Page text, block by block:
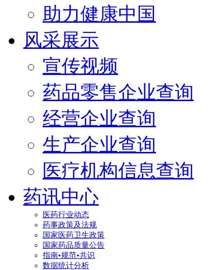
助力健康中国
风采展示
宣传视频
药品零售企业查询
经营企业查询
生产企业查询
医疗机构信息查询
药讯中心
医药行业动态
药事政策及法规
国家医药卫生政策
国家药品质量公告
指南•规范•共识
数据统计分析